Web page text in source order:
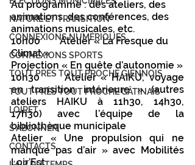
NATURE ET TRANSITION
CONNEXIONS NUMÉRIQUES
CONNEXIONS SPORTS
TOUT PRÈS TOUT PROCHE GIENNOIS
TOUT PRÈS TOUT PROCHE GÂTINAIS
LOIRET
S'ABONNER
CONTACTS
Au programme : des ateliers, des
animations, des conférences, des
animations musicales, etc.
10h00 	Atelier « La Fresque du
Climat »
Projection « En quête d’autonomie »
10h30 	Atelier « HAIKU, voyage
en transition intérieure » (autres
ateliers HAIKU à 11h30, 14h30,
17h30) avec l’équipe de la
bibliothèque municipale
Atelier « Une propulsion qui ne
manque pas d’air » avec Mobilités
Loir’Est